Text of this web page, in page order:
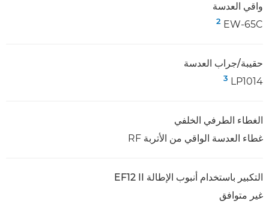
واقي العدسة
EW-65C‏
2
حقيبة/جراب العدسة
LP1014‏
3
الغطاء الطرفي الخلفي
غطاء العدسة الواقي من الأتربة RF
التكبير باستخدام أنبوب الإطالة EF12 II
غير متوافق